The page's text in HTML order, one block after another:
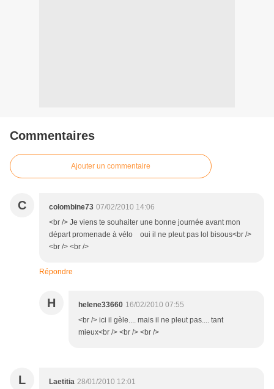
Commentaires
Ajouter un commentaire
C colombine73 07/02/2010 14:06
<br /> Je viens te souhaiter une bonne journée avant mon
départ promenade à vélo oui il ne pleut pas lol bisous<br />
<br /> <br />
Répondre
H helene33660 16/02/2010 07:55
<br /> ici il gèle.... mais il ne pleut pas.... tant
mieux<br /> <br /> <br />
L Laetitia 28/01/2010 12:01